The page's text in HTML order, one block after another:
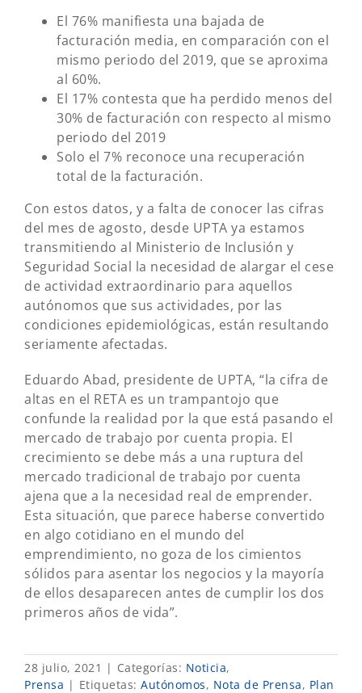
El 76% manifiesta una bajada de
facturación media, en comparación con el
mismo periodo del 2019, que se aproxima
al 60%.
El 17% contesta que ha perdido menos del
30% de facturación con respecto al mismo
periodo del 2019
Solo el 7% reconoce una recuperación
total de la facturación.
Con estos datos, y a falta de conocer las cifras
del mes de agosto, desde UPTA ya estamos
transmitiendo al Ministerio de Inclusión y
Seguridad Social la necesidad de alargar el cese
de actividad extraordinario para aquellos
autónomos que sus actividades, por las
condiciones epidemiológicas, están resultando
seriamente afectadas.
Eduardo Abad, presidente de UPTA, “la cifra de
altas en el RETA es un trampantojo que
confunde la realidad por la que está pasando el
mercado de trabajo por cuenta propia. El
crecimiento se debe más a una ruptura del
mercado tradicional de trabajo por cuenta
ajena que a la necesidad real de emprender.
Esta situación, que parece haberse convertido
en algo cotidiano en el mundo del
emprendimiento, no goza de los cimientos
sólidos para asentar los negocios y la mayoría
de ellos desaparecen antes de cumplir los dos
primeros años de vida”.
28 julio, 2021 | Categorías: Noticia,
Prensa | Etiquetas: Autónomos, Nota de Prensa, Plan